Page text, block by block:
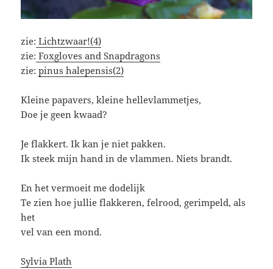
zie: Lichtzwaar!(4)
zie: Foxgloves and Snapdragons
zie:pinus halepensis(2)
Kleine papavers, kleine hellevlammetjes,
Doe je geen kwaad?
Je flakkert. Ik kan je niet pakken.
Ik steek mijn hand in de vlammen. Niets brandt.
En het vermoeit me dodelijk
Te zien hoe jullie flakkeren, felrood, gerimpeld, als
het
vel van een mond.
Sylvia Plath